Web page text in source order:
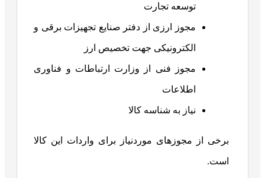
توسعه تجارت
مجوز ارزی از دفتر صنایع تجهیزات برقی و
الکترونیکی جهت تخصیص ارز
مجوز فنی از وزارت ارتباطات و فناوری
اطلاعات
نیاز به شناسه کالا
برخی از مجوزهای موردنیاز برای واردات این کالا
است.